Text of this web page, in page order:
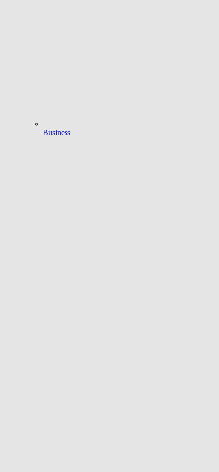
Business